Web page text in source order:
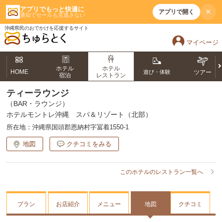
アプリでもっと快適に
通知でセールも見逃さない アプリで開く ×
沖縄県民のおでかけを応援するサイト
マイページ
HOME
ホテル
宿泊
ホテル
レストラン
遊び・体験 ツアー
ティーラウンジ
（BAR・ラウンジ）
ホテルモントレ沖縄 スパ＆リゾート（北部）
所在地： 沖縄県国頭郡恩納村字冨着1550-1
地図 クチコミをみる
このホテルのレストラン一覧へ
プラン お店紹介 メニュー 地図 クチコミ